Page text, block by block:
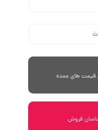
های عمده
فروش